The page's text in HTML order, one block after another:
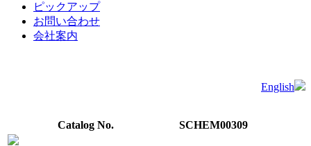
ピックアップ
お問い合わせ
会社案内
English
Catalog No. SCHEM00309